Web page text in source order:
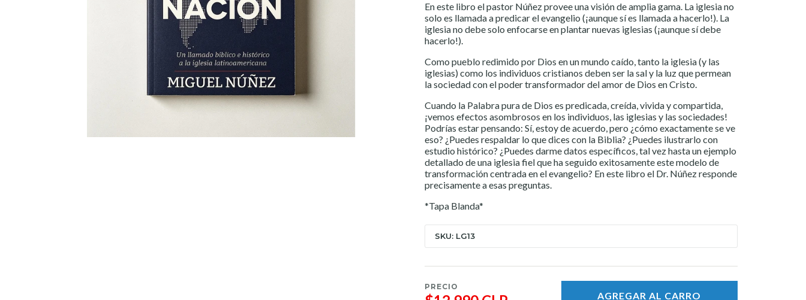
En este libro el pastor Núñez provee una visión de amplia gama. La iglesia no
solo es llamada a predicar el evangelio (¡aunque sí es llamada a hacerlo!). La
iglesia no debe solo enfocarse en plantar nuevas iglesias (¡aunque sí debe
hacerlo!).
Como pueblo redimido por Dios en un mundo caído, tanto la iglesia (y las
iglesias) como los individuos cristianos deben ser la sal y la luz que permean
la sociedad con el poder transformador del amor de Dios en Cristo.
Cuando la Palabra pura de Dios es predicada, creída, vivida y compartida,
¡vemos efectos asombrosos en los individuos, las iglesias y las sociedades!
Podrías estar pensando: Sí, estoy de acuerdo, pero ¿cómo exactamente se ve
eso? ¿Puedes respaldar lo que dices con la Biblia? ¿Puedes ilustrarlo con
estudio histórico? ¿Puedes darme datos específicos, tal vez hasta un ejemplo
detallado de una iglesia fiel que ha seguido exitosamente este modelo de
transformación centrada en el evangelio? En este libro el Dr. Núñez responde
precisamente a esas preguntas.
*Tapa Blanda*
SKU: LG13
PRECIO
AGREGAR AL CARRO